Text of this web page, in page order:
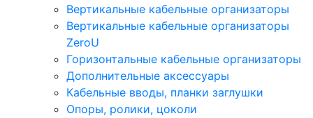
Вертикальные кабельные организаторы
Вертикальные кабельные организаторы
ZeroU
Горизонтальные кабельные организаторы
Дополнительные аксессуары
Кабельные вводы, планки заглушки
Опоры, ролики, цоколи